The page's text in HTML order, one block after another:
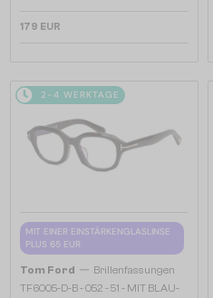
179 EUR
2-4 WERKTAGE
MIT EINER EINSTÄRKENGLASLINSE
PLUS 65 EUR
Tom Ford — Brillenfassungen
TF6005-D-B - 052 - 51 - MIT BLAU-